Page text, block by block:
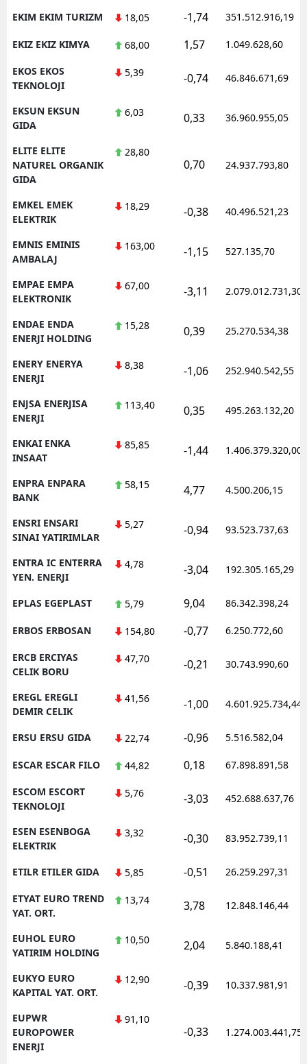
EKIM EKIM TURIZM 18,05 -1,74 351.512.916,19
EKIZ EKIZ KIMYA 68,00 1,57 1.049.628,60
EKOS EKOS
TEKNOLOJI
5,39 -0,74 46.846.671,69
EKSUN EKSUN
GIDA
6,03 0,33 36.960.955,05
ELITE ELITE
NATUREL ORGANIK
GIDA
28,80
0,70 24.937.793,80
EMKEL EMEK
ELEKTRIK
18,29 -0,38 40.496.521,23
EMNIS EMINIS
AMBALAJ
163,00 -1,15 527.135,70
EMPAE EMPA
ELEKTRONIK
67,00 -3,11 2.079.012.731,30
ENDAE ENDA
ENERJI HOLDING
15,28 0,39 25.270.534,38
ENERY ENERYA
ENERJI
8,38 -1,06 252.940.542,55
ENJSA ENERJISA
ENERJI
113,40 0,35 495.263.132,20
ENKAI ENKA
INSAAT
85,85 -1,44 1.406.379.320,00
ENPRA ENPARA
BANK
58,15 4,77 4.500.206,15
ENSRI ENSARI
SINAI YATIRIMLAR
5,27 -0,94 93.523.737,63
ENTRA IC ENTERRA
YEN. ENERJI
4,78 -3,04 192.305.165,29
EPLAS EGEPLAST 5,79 9,04 86.342.398,24
ERBOS ERBOSAN 154,80 -0,77 6.250.772,60
ERCB ERCIYAS
CELIK BORU
47,70 -0,21 30.743.990,60
EREGL EREGLI
DEMIR CELIK
41,56 -1,00 4.601.925.734,44
ERSU ERSU GIDA 22,74 -0,96 5.516.582,04
ESCAR ESCAR FILO 44,82 0,18 67.898.891,58
ESCOM ESCORT
TEKNOLOJI
5,76 -3,03 452.688.637,76
ESEN ESENBOGA
ELEKTRIK
3,32 -0,30 83.952.739,11
ETILR ETILER GIDA 5,85 -0,51 26.259.297,31
ETYAT EURO TREND
YAT. ORT.
13,74 3,78 12.848.146,44
EUHOL EURO
YATIRIM HOLDING
10,50 2,04 5.840.188,41
EUKYO EURO
KAPITAL YAT. ORT.
12,90 -0,39 10.337.981,91
EUPWR
EUROPOWER
ENERJI
91,10
-0,33 1.274.003.441,75